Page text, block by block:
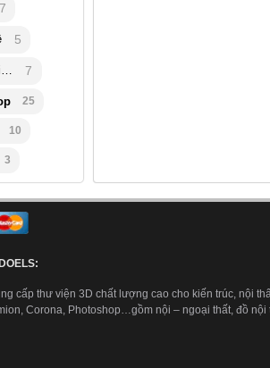
7
5
Châu âu, tân cổ điển 7
25
10
3
cấp thư viện 3D chất lượng cao cho kiến trúc, nội
Corona, Photoshop…gồm nội – ngoại thất, đồ nội